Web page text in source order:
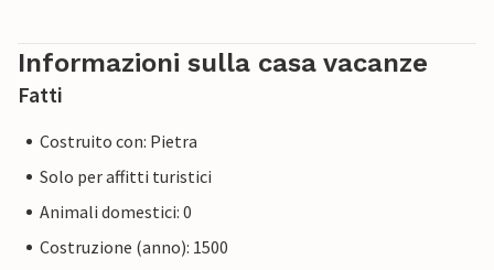
Informazioni sulla casa vacanze
Fatti
Costruito con: Pietra
Solo per affitti turistici
Animali domestici: 0
Costruzione (anno): 1500